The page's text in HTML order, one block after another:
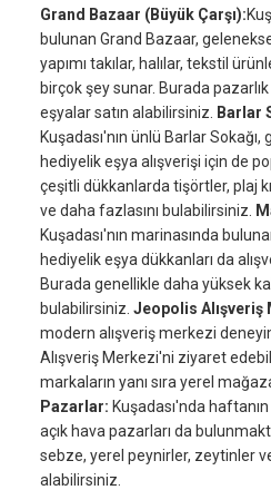
Grand Bazaar (Büyük Çarşı):
bulunan Grand Bazaar,
yapımı takılar, halılar, tekstil
birçok şey sunar. Burada
eşyalar satın alabilirsiniz.
Barlar
Kuşadası'nın ünlü Barlar Sokağı,
hediyelik eşya alışverişi için de
çeşitli dükkanlarda tişörtler, plaj
ve daha fazlasını bulabilirsiniz.
Kuşadası'nın marinasında
hediyelik eşya dükkanları da
Burada genellikle daha yüksek
bulabilirsiniz. Jeopolis Alışveriş
modern alışveriş merkezi
Alışveriş Merkezi'ni ziyaret
markaların yanı sıra yerel
Pazarlar: Kuşadası'nda
açık hava pazarları da
sebze, yerel peynirler, zeytinler
alabilirsiniz.